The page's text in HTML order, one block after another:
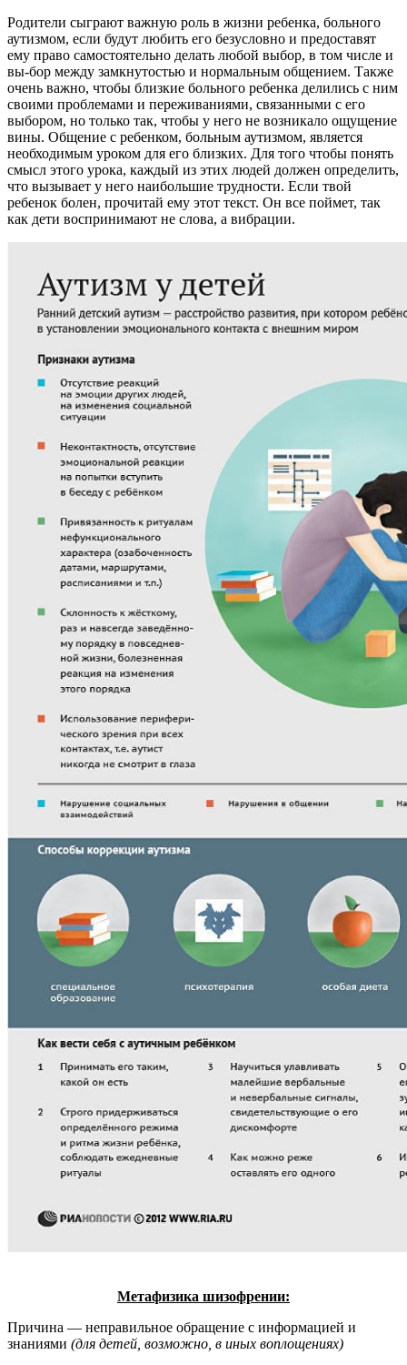
Родители сыграют важную роль в жизни ребенка, больного
аутизмом, если будут любить его безусловно и предоставят
ему право самостоятельно делать любой выбор, в том числе и
вы-бор между замкнутостью и нормальным общением. Также
очень важно, чтобы близкие больного ребенка делились с ним
своими проблемами и переживаниями, связанными с его
выбором, но только так, чтобы у него не возникало ощущение
вины. Общение с ребенком, больным аутизмом, является
необходимым уроком для его близких. Для того чтобы понять
смысл этого урока, каждый из этих людей должен определить,
что вызывает у него наибольшие трудности. Если твой
ребенок болен, прочитай ему этот текст. Он все поймет, так
как дети воспринимают не слова, а вибрации.
Метафизика шизофрении:
Причина — неправильное обращение с информацией и
знаниями (для детей, возможно, в иных воплощениях)